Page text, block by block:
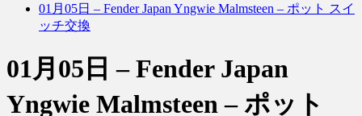
01月05日 – Fender Japan Yngwie Malmsteen – ポット スイ
ッチ交換
01月05日 – Fender Japan
Yngwie Malmsteen – ポット